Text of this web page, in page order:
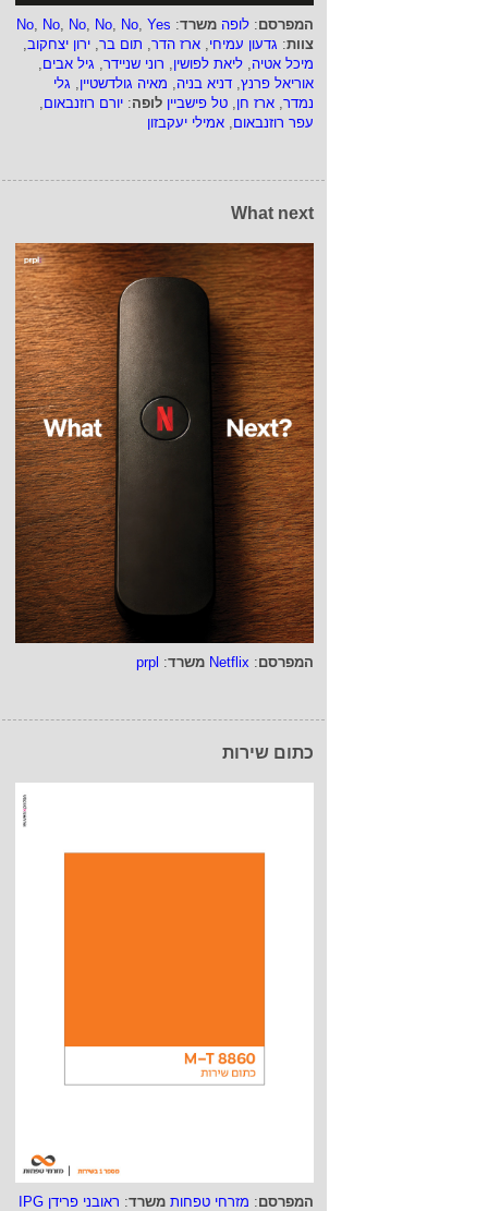
המפרסם: לופה משרד:
No, No, No, No, No, Yes
צוות: גדעון עמיחי, ארז הדר, תום בר, ירון יצחקוב,
מיכל אטיה, ליאת לפושין, רוני שניידר, גיל אבים,
אוריאל פרנץ, דניא בניה, מאיה גולדשטיין, גלי
נמדר, ארז חן, טל פישביין לופה: יורם רוזנבאום,
עפר רוזנבאום, אמילי יעקבזון
What next
המפרסם:
Netflix משרד:
prpl
כתום שירות
המפרסם: מזרחי טפחות משרד: ראובני פרידן IPG